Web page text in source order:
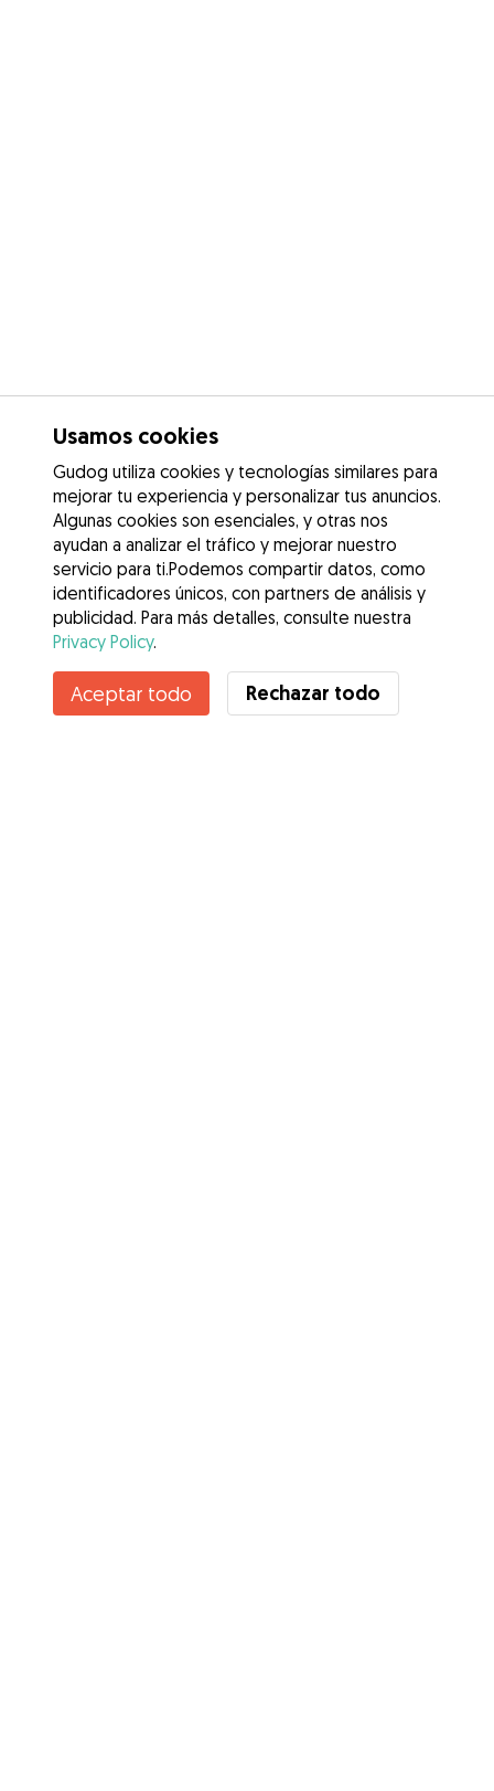
¿Conoces los Beneficios de Gudog? Ver más
Usamos cookies
Gudog utiliza cookies y tecnologías similares para
mejorar tu experiencia y personalizar tus anuncios.
Algunas cookies son esenciales, y otras nos
ayudan a analizar el tráfico y mejorar nuestro
servicio para ti.Podemos compartir datos, como
identificadores únicos, con partners de análisis y
publicidad. Para más detalles, consulte nuestra
Privacy Policy.
Aceptar todo Rechazar todo